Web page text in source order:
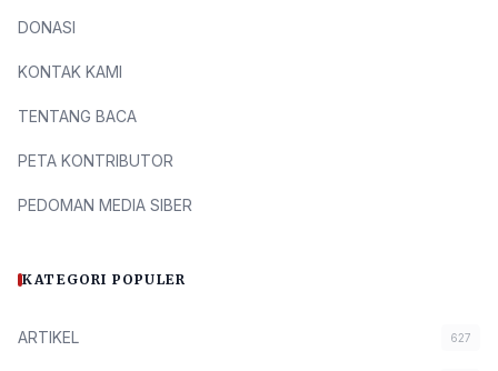
DONASI
KONTAK KAMI
TENTANG BACA
PETA KONTRIBUTOR
PEDOMAN MEDIA SIBER
KATEGORI POPULER
ARTIKEL 627